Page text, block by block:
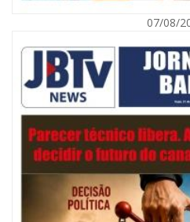
Navegantes celebra 64 anos com
Morada e Chiquito & Bordoneio
ITAJAÍ
07/08/